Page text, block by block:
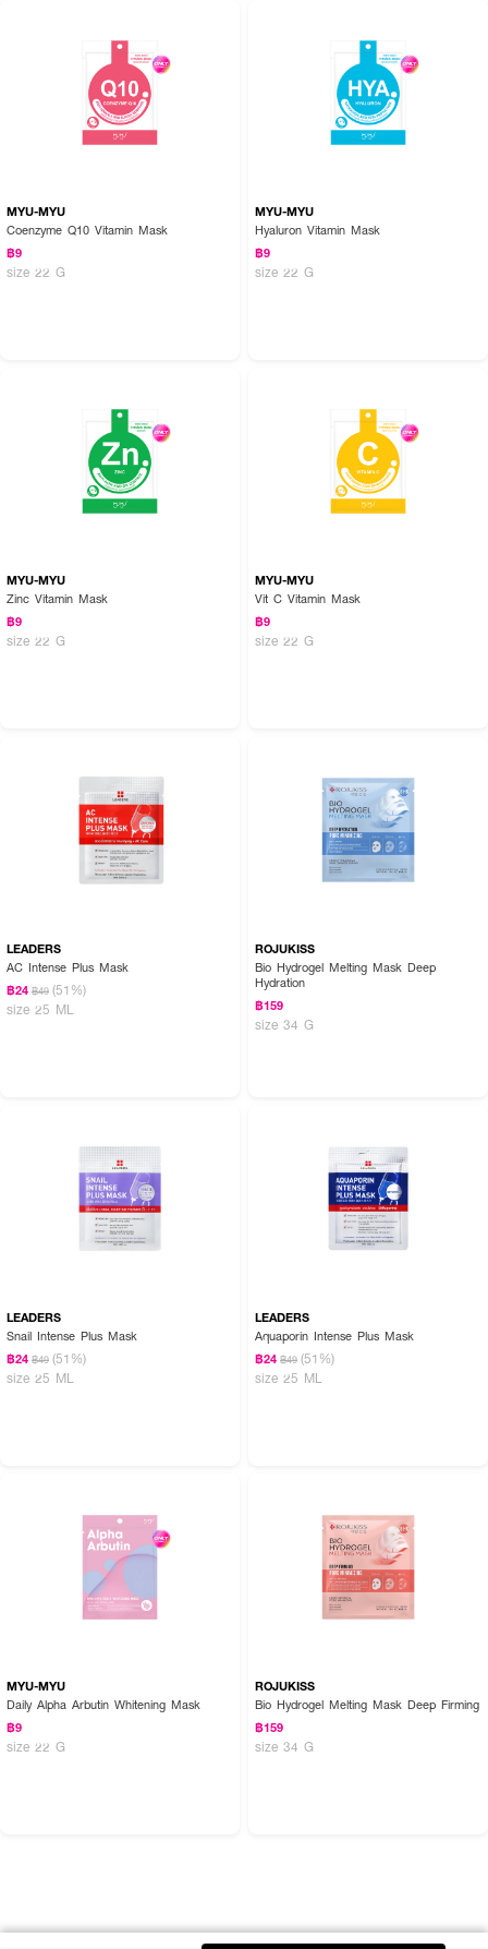
MYU-MYU
Coenzyme Q10 Vitamin Mask
฿9
size 22 G
MYU-MYU
Hyaluron Vitamin Mask
฿9
size 22 G
MYU-MYU
Zinc Vitamin Mask
฿9
size 22 G
MYU-MYU
Vit C Vitamin Mask
฿9
size 22 G
LEADERS
AC Intense Plus Mask
฿24 ฿49 (51%)
size 25 ML
ROJUKISS
Bio Hydrogel Melting Mask Deep
Hydration
฿159
size 34 G
LEADERS
Snail Intense Plus Mask
฿24 ฿49 (51%)
size 25 ML
LEADERS
Aquaporin Intense Plus Mask
฿24 ฿49 (51%)
size 25 ML
MYU-MYU
Daily Alpha Arbutin Whitening Mask
฿9
size 22 G
ROJUKISS
Bio Hydrogel Melting Mask Deep Firming
฿159
size 34 G